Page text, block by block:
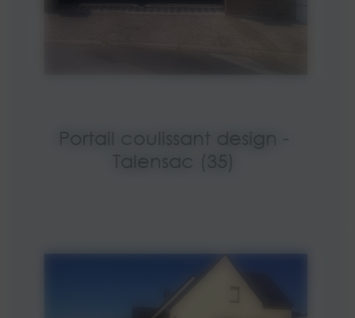
Portail coulissant design -
Talensac (35)